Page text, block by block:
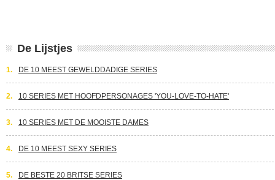
De Lijstjes
1. DE 10 MEEST GEWELDDADIGE SERIES
2. 10 SERIES MET HOOFDPERSONAGES 'YOU-LOVE-TO-HATE'
3. 10 SERIES MET DE MOOISTE DAMES
4. DE 10 MEEST SEXY SERIES
5. DE BESTE 20 BRITSE SERIES